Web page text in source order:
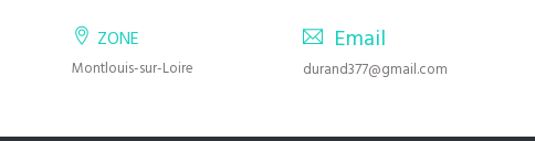
ZONE
Montlouis-sur-Loire
Email
durand377@gmail.com